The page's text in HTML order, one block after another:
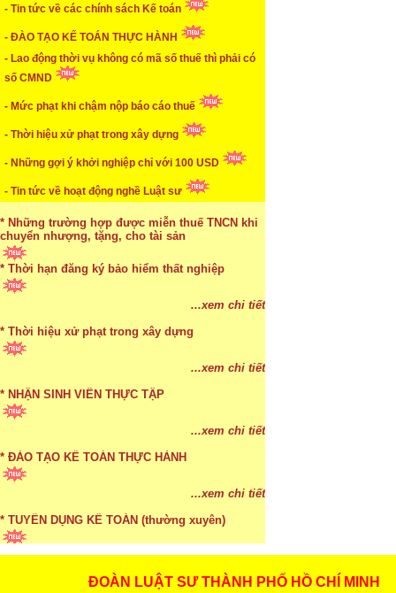
- Tin tức về các chính sách Kế toán
- ĐÀO TẠO KẾ TOÁN THỰC HÀNH
- Lao động thời vụ không có mã số thuế thì phải có
số CMND
- Mức phạt khi chậm nộp báo cáo thuế
- Thời hiệu xử phạt trong xây dựng
- Những gợi ý khởi nghiệp chỉ với 100 USD
- Tin tức về hoạt động nghề Luật sư
...xem chi tiết
* Cách chọn màu phù hợp theo phong thuỷ
* Mức phạt khi chậm nộp báo cáo thuế
...xem chi tiết
* Lập di chúc bằng miệng có cần đi công chứng
* Những trường hợp được miễn thuế TNCN khi
chuyển nhượng, tặng, cho tài sản
theo pháp luật
...xem chi tiết
* Thời hạn đăng ký bảo hiểm thất nghiệp
* Thời hiệu xử phạt trong xây dựng
* NHẬN SINH VIÊN THỰC TẬP
* ĐÀO TẠO KẾ TOÁN THỰC HÀNH
...xem chi tiết
* TUYỂN DỤNG KẾ TOÁN (thường xuyên)
...xem chi tiết
ĐOÀN LUẬT SƯ THÀNH PHỐ HỒ CHÍ MINH